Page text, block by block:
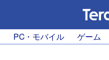
PC・モバイル ゲーム